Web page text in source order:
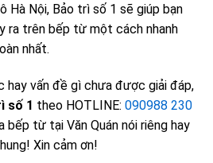
Hà Nội, Bảo trì số 1 sẽ giúp bạn
ra trên bếp từ một cách nhanh
nhất.
hay vấn đề gì chưa được giải đáp,
số 1 theo HOTLINE: 090988 230
từ tại Văn Quán nói riêng hay
Xin cảm ơn!